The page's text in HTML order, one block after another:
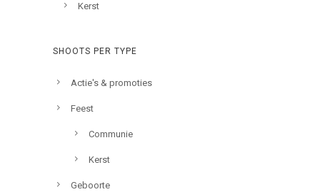
Kerst
SHOOTS PER TYPE
Actie's & promoties
Feest
Communie
Kerst
Geboorte